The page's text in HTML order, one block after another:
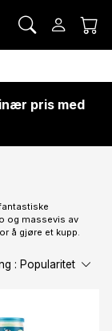
pris med
og massevis av
å gjøre et kupp.
: Popularitet